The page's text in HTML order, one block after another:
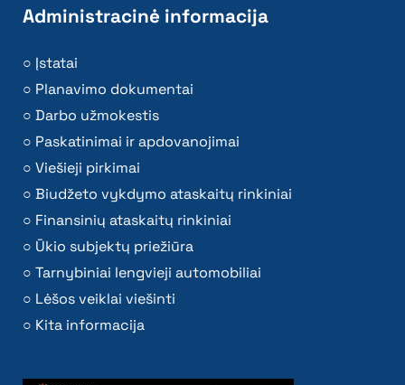
Administracinė informacija
Įstatai
Planavimo dokumentai
Darbo užmokestis
Paskatinimai ir apdovanojimai
Viešieji pirkimai
Biudžeto vykdymo ataskaitų rinkiniai
Finansinių ataskaitų rinkiniai
Ūkio subjektų priežiūra
Tarnybiniai lengvieji automobiliai
Lėšos veiklai viešinti
Kita informacija